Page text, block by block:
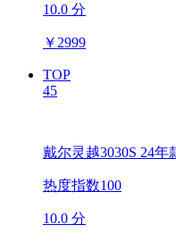
10.0 分
￥ 2999
TOP
45
戴尔灵越3030S 24年
热度指数100
10.0 分